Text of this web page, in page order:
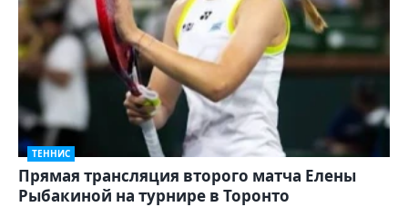
ТЕННИС
Прямая трансляция второго матча Елены
Рыбакиной на турнире в Торонто